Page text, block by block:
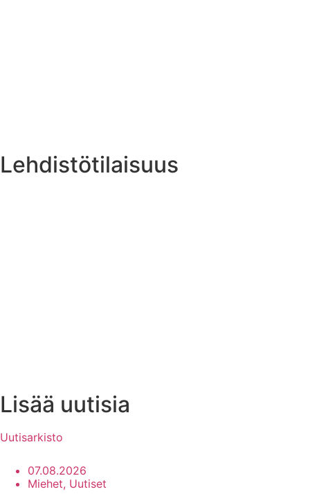
Lehdistötilaisuus
Lisää uutisia
Uutisarkisto
07.08.2026
Miehet, Uutiset